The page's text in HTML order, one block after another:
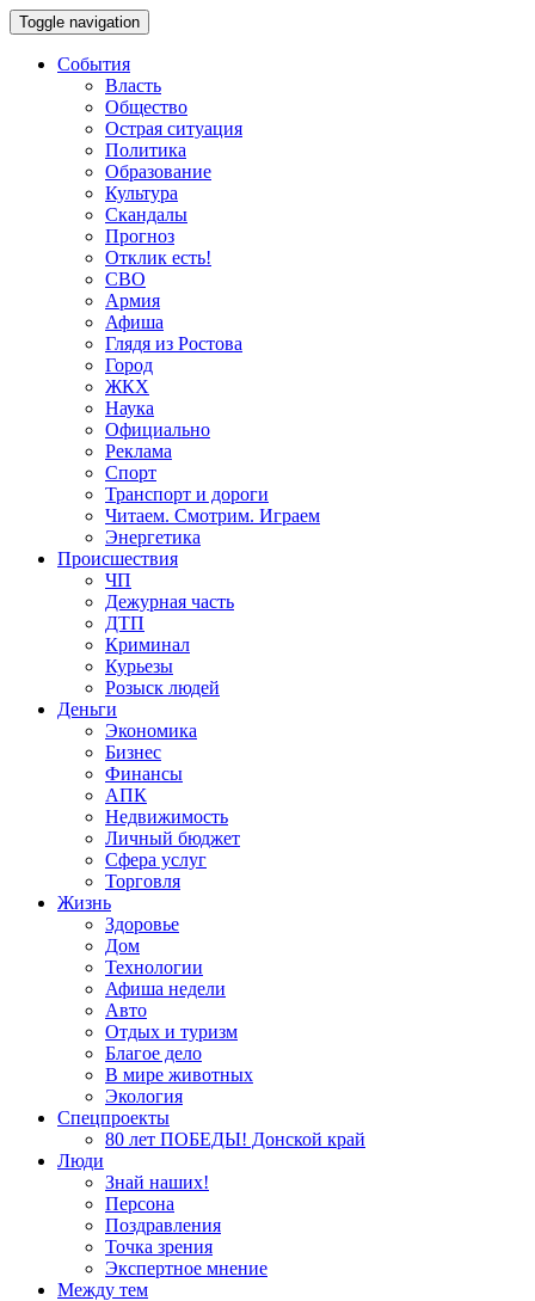
Toggle navigation
События
Власть
Общество
Острая ситуация
Политика
Образование
Культура
Скандалы
Прогноз
Отклик есть!
СВО
Армия
Афиша
Глядя из Ростова
Город
ЖКХ
Наука
Официально
Реклама
Спорт
Транспорт и дороги
Читаем. Смотрим. Играем
Энергетика
Происшествия
ЧП
Дежурная часть
ДТП
Криминал
Курьезы
Розыск людей
Деньги
Экономика
Бизнес
Финансы
АПК
Недвижимость
Личный бюджет
Сфера услуг
Торговля
Жизнь
Здоровье
Дом
Технологии
Афиша недели
Авто
Отдых и туризм
Благое дело
В мире животных
Экология
Спецпроекты
80 лет ПОБЕДЫ! Донской край
Люди
Знай наших!
Персона
Поздравления
Точка зрения
Экспертное мнение
Между тем